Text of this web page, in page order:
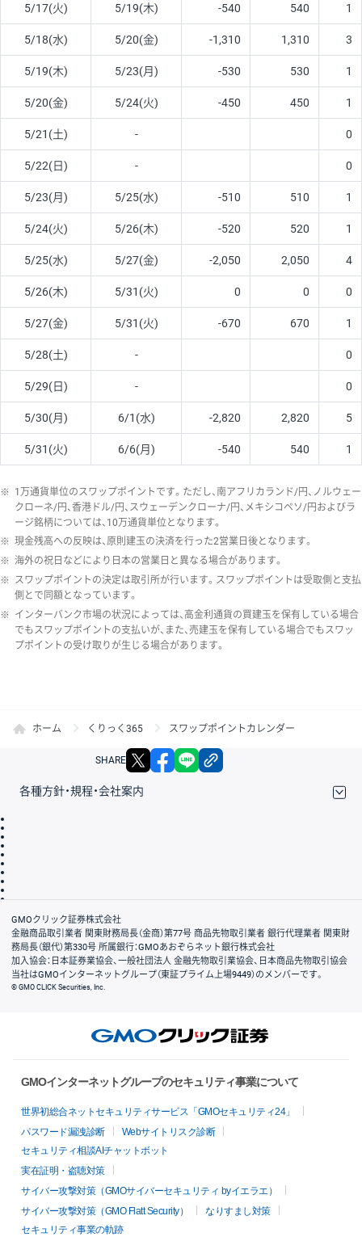
5/17(火) 5/19(木) -540 540 1
5/18(水) 5/20(金) -1,310 1,310 3
5/19(木) 5/23(月) -530 530 1
5/20(金) 5/24(火) -450 450 1
5/21(土) - 0
5/22(日) - 0
5/23(月) 5/25(水) -510 510 1
5/24(火) 5/26(木) -520 520 1
5/25(水) 5/27(金) -2,050 2,050 4
5/26(木) 5/31(火) 0 0 0
5/27(金) 5/31(火) -670 670 1
5/28(土) - 0
5/29(日) - 0
5/30(月) 6/1(水) -2,820 2,820 5
5/31(火) 6/6(月) -540 540 1
※ 1万通貨単位のスワップポイントです。ただし、南アフリカランド/円、ノルウェー
クローネ/円、香港ドル/円、スウェーデンクローナ/円、メキシコペソ/円およびラ
ージ銘柄については、10万通貨単位となります。
※ 現金残高への反映は、原則建玉の決済を行った2営業日後となります。
※ 海外の祝日などにより日本の営業日と異なる場合があります。
※ スワップポイントの決定は取引所が行います。スワップポイントは受取側と支払
側とで同額となっています。
※ インターバンク市場の状況によっては、高金利通貨の買建玉を保有している場合
でもスワップポイントの支払いが、また、売建玉を保有している場合でもスワッ
プポイントの受け取りが生じる場合があります。
ホーム くりっく365 スワップポイントカレンダー
SHARE X facebook
各種方針・規程・会社案内
会社案内
GMOクリック証券株式会社
金融商品取引業者 関東財務局長（金商）第77号 商品先物取引業者 銀行代理業者 関東財
務局長（銀代）第330号 所属銀行：GMOあおぞらネット銀行株式会社
加入協会：日本証券業協会、一般社団法人 金融先物取引業協会、日本商品先物取引協会
当社はGMOインターネットグループ（東証プライム上場9449）のメンバーです。
© GMO CLICK Securities, Inc.
GMOインターネットグループのセキュリティ事業について
世界初総合ネットセキュリティサービス「GMOセキュリティ24」
パスワード漏洩診断
Webサイトリスク診断
セキュリティ相談AIチャットボット
実在証明・盗聴対策
サイバー攻撃対策（GMOサイバーセキュリティ byイエラエ）
サイバー攻撃対策（GMO Flatt Security）
なりすまし対策
セキュリティ事業の軌跡